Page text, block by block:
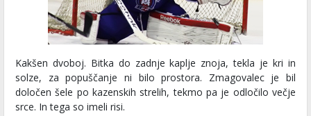
Kakšen dvoboj. Bitka do zadnje kaplje znoja, tekla je kri in
solze, za popuščanje ni bilo prostora. Zmagovalec je bil
določen šele po kazenskih strelih, tekmo pa je odločilo večje
srce. In tega so imeli risi.